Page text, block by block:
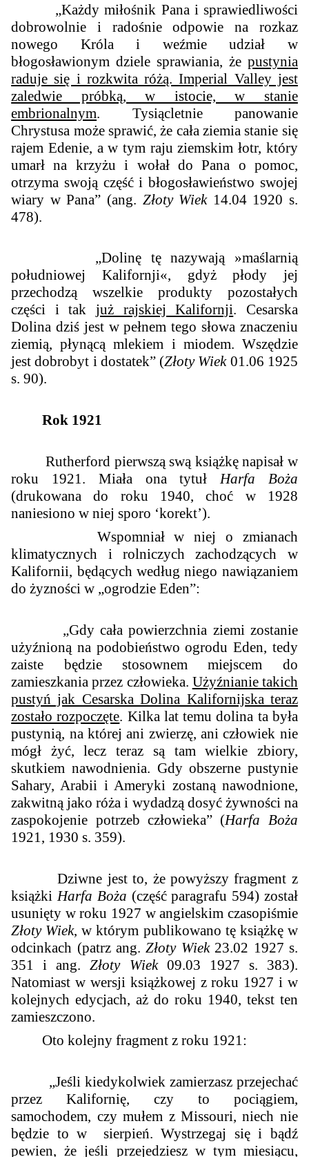
„Każdy miłośnik Pana i sprawiedliwości
dobrowolnie i radośnie odpowie na rozkaz
nowego Króla i weźmie udział w
błogosławionym dziele sprawiania, że pustynia
raduje się i rozkwita różą. Imperial Valley jest
zaledwie próbką, w istocie, w stanie
embrionalnym. Tysiącletnie panowanie
Chrystusa może sprawić, że cała ziemia stanie się
rajem Edenie, a w tym raju ziemskim łotr, który
umarł na krzyżu i wołał do Pana o pomoc,
otrzyma swoją część i błogosławieństwo swojej
wiary w Pana” (ang. Złoty Wiek14.04 1920 s.
478).
„Dolinę tę nazywają »maślarnią
południowej Kalifornji«, gdyż płody jej
przechodzą wszelkie produkty pozostałych
części i tak już rajskiej Kalifornji. Cesarska
Dolina dziś jest w pełnem tego słowa znaczeniu
ziemią, płynącą mlekiem i miodem. Wszędzie
jest dobrobyt i dostatek” (Złoty Wiek01.06 1925
s. 90).
Rok 1921
Rutherford pierwszą swą książkę napisał w
roku 1921. Miała ona tytułHarfa Boża
(drukowana do roku 1940, choć w 1928
naniesiono w niej sporo ‘korekt’).
Wspomniał w niej o zmianach
klimatycznych i rolniczych zachodzących w
Kalifornii, będących według niego nawiązaniem
do żyzności w „ogrodzie Eden”:
„Gdy cała powierzchnia ziemi zostanie
użyźnioną na podobieństwo ogrodu Eden, tedy
zaiste będzie stosownem miejscem do
zamieszkania przez człowieka. Użyźnianie takich
pustyń jak Cesarska Dolina Kalifornijska teraz
zostało rozpoczęte. Kilka lat temu dolina ta była
pustynią, na której ani zwierzę, ani człowiek nie
mógł żyć, lecz teraz są tam wielkie zbiory,
skutkiem nawodnienia. Gdy obszerne pustynie
Sahary, Arabii i Ameryki zostaną nawodnione,
zakwitną jako róża i wydadzą dosyć żywności na
zaspokojenie potrzeb człowieka” (Harfa Boża
1921, 1930 s. 359).
Dziwne jest to, że powyższy fragment z
książkiHarfa Boża (część paragrafu 594) został
usunięty w roku 1927 w angielskim czasopiśmie
Złoty Wiek, w którym publikowano tę książkę w
odcinkach (patrz ang.Złoty Wiek23.02 1927 s.
351 i ang.Złoty Wiek09.03 1927 s. 383).
Natomiast w wersji książkowej z roku 1927 i w
kolejnych edycjach, aż do roku 1940, tekst ten
zamieszczono.
Oto kolejny fragment z roku 1921:
„Jeśli kiedykolwiek zamierzasz przejechać
przez Kalifornię, czy to pociągiem,
samochodem, czy mułem z Missouri, niech nie
będzie to w sierpień. Wystrzegaj się i bądź
pewien, że jeśli przejedziesz w tym miesiącu,